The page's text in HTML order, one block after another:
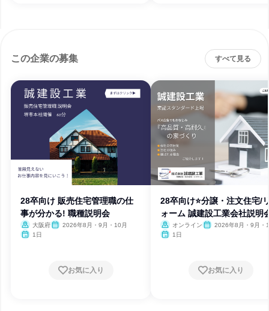
この企業の募集 すべて見る
28卒向け 販売住宅管理職の仕
事が分かる! 職種説明会
大阪府
2026年8月・9月・10月
1日
お気に入り
28卒向け⭐分譲・注文住宅/
ォーム 誠建設工業会社説明
オンライン
2026年8月・9月・
1日
お気に入り